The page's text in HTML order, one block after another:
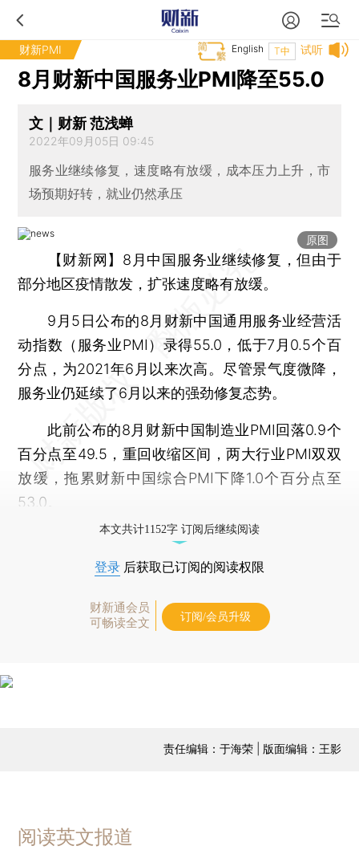
财新PMI 试听
T中
English
8月财新中国服务业PMI降至55.0
文｜财新 范浅蝉
2022年09月05日 09:45
服务业继续修复，速度略有放缓，成本压力上升，市
场预期好转，就业仍然承压
原图
【财新网】 8月中国服务业继续修复，但由于
部分地区疫情散发，扩张速度略有放缓。
9月5日公布的8月财新中国通用服务业经营活
动指数（服务业PMI）录得55.0，低于7月0.5个百
分点，为2021年6月以来次高。尽管景气度微降，
服务业仍延续了6月以来的强劲修复态势。
此前公布的8月财新中国制造业PMI回落0.9个
百分点至49.5，重回收缩区间，两大行业PMI双双
放缓，拖累财新中国综合PMI下降1.0个百分点至
53.0。
本文共计1152字 订阅后继续阅读
登录 后获取已订阅的阅读权限
财新通会员
可畅读全文
订阅/会员升级
责任编辑：于海荣 | 版面编辑：王影
阅读英文报道